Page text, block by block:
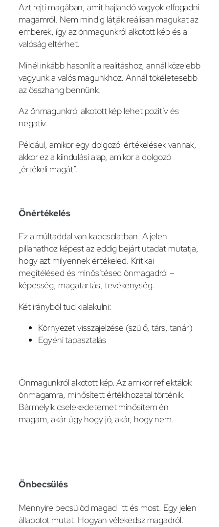
Azt rejti magában, amit hajlandó vagyok elfogadni
magamról. Nem mindig látják reálisan magukat az
emberek, így az önmagunkról alkotott kép és a
valóság eltérhet.
Minél inkább hasonlít a realitáshoz, annál közelebb
vagyunk a valós magunkhoz. Annál tökéletesebb
az összhang bennünk.
Az önmagunkról alkotott kép lehet pozitív és
negatív.
Például, amikor egy dolgozói értékelések vannak,
akkor ez a kiindulási alap, amikor a dolgozó
„értékeli magát”.
Önértékelés
Ez a múltaddal van kapcsolatban. A jelen
pillanathoz képest az eddig bejárt utadat mutatja,
hogy azt milyennek értékeled. Kritikai
megítélésed és minősítésed önmagadról –
képesség, magatartás, tevékenység.
Két irányból tud kialakulni:
Környezet visszajelzése (szülő, társ, tanár)
Egyéni tapasztalás
Önmagunkról alkotott kép. Az amikor reflektálok
önmagamra, minősített értékhozatal történik.
Bármelyik cselekedetemet minősítem én
magam, akár úgy hogy jó, akár, hogy nem.
Önbecsülés
Mennyire becsülöd magad itt és most. Egy jelen
állapotot mutat. Hogyan vélekedsz magadról.